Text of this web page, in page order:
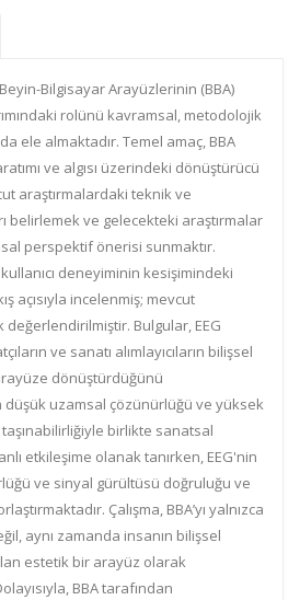
Beyin-Bilgisayar Arayüzlerinin (BBA)
rolünü kavramsal, metodolojik
ele almaktadır. Temel amaç, BBA
ve algısı üzerindeki dönüştürücü
araştırmalardaki teknik ve
belirlemek ve gelecekteki araştırmalar
perspektif önerisi sunmaktır.
deneyiminin kesişimindeki
açısıyla incelenmiş; mevcut
Bulgular, EEG
ve sanatı alımlayıcıların bilişsel
dönüştürdüğünü
düşük uzamsal çözünürlüğü ve yüksek
birlikte sanatsal
etkileşime olanak tanırken, EEG'nin
ve sinyal gürültüsü doğruluğu ve
Çalışma, BBA’yı yalnızca
aynı zamanda insanın bilişsel
estetik bir arayüz olarak
BBA tarafından